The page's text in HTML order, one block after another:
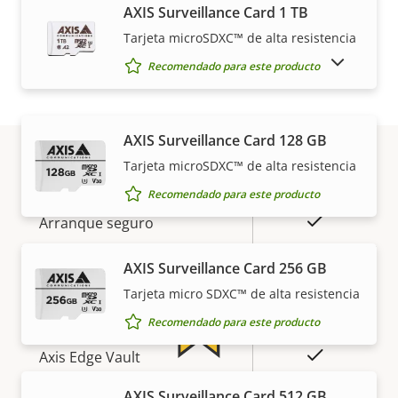
de
Valor de
la
2
Descripción
de
propiedad
Valor de
la
propiedad
Sistema operativo firmado Sí
Arranque seguro Sí
Secure keystore
Secure
Element (CC
EAL6+)
Axis Edge Vault
AXIS Surveillance Card 1 TB
Tarjeta microSDXC™ de alta resistencia
Recomendado para este producto
AXIS Surveillance Card 128 GB
Tarjeta microSDXC™ de alta resistencia
Recomendado para este producto
AXIS Surveillance Card 256 GB
Tarjeta micro SDXC™ de alta resistencia
Recomendado para este producto
MOSTRAR PRODUCTOS DESCATALOGADOS
Garantía